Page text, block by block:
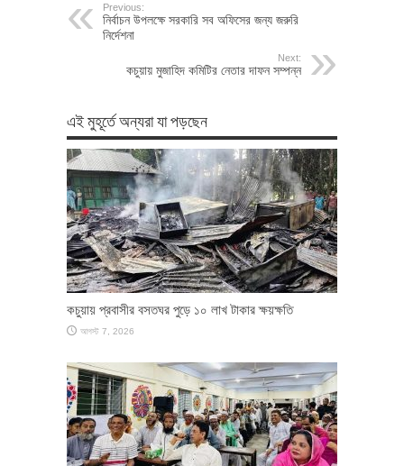
Previous:
নির্বাচন উপলক্ষে সরকারি সব অফিসের জন্য জরুরি
নির্দেশনা
Next:
কচুয়ায় মুজাহিদ কমিটির নেতার দাফন সম্পন্ন
এই মুহূর্তে অন্যরা যা পড়ছেন
কচুয়ায় প্রবাসীর বসতঘর পুড়ে ১০ লাখ টাকার ক্ষয়ক্ষতি
আগস্ট 7, 2026